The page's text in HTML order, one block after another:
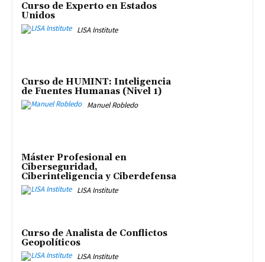
Curso de Experto en Estados
Unidos
LISA Institute
Curso de HUMINT: Inteligencia
de Fuentes Humanas (Nivel 1)
Manuel Robledo
Máster Profesional en
Ciberseguridad,
Ciberinteligencia y Ciberdefensa
LISA Institute
Curso de Analista de Conflictos
Geopolíticos
LISA Institute